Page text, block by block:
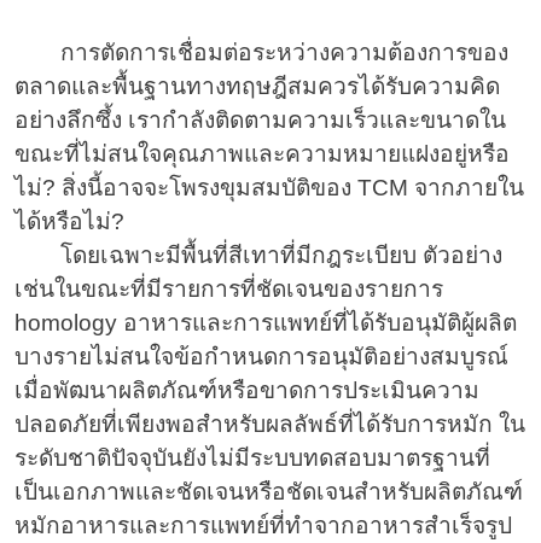
การตัดการเชื่อมต่อระหว่างความต้องการของ
ตลาดและพื้นฐานทางทฤษฎีสมควรได้รับความคิด
อย่างลึกซึ้ง เรากำลังติดตามความเร็วและขนาดใน
ขณะที่ไม่สนใจคุณภาพและความหมายแฝงอยู่หรือ
ไม่? สิ่งนี้อาจจะโพรงขุมสมบัติของ TCM จากภายใน
ได้หรือไม่?
โดยเฉพาะมีพื้นที่สีเทาที่มีกฎระเบียบ ตัวอย่าง
เช่นในขณะที่มีรายการที่ชัดเจนของรายการ
homology อาหารและการแพทย์ที่ได้รับอนุมัติผู้ผลิต
บางรายไม่สนใจข้อกำหนดการอนุมัติอย่างสมบูรณ์
เมื่อพัฒนาผลิตภัณฑ์หรือขาดการประเมินความ
ปลอดภัยที่เพียงพอสำหรับผลลัพธ์ที่ได้รับการหมัก ใน
ระดับชาติปัจจุบันยังไม่มีระบบทดสอบมาตรฐานที่
เป็นเอกภาพและชัดเจนหรือชัดเจนสำหรับผลิตภัณฑ์
หมักอาหารและการแพทย์ที่ทำจากอาหารสำเร็จรูป